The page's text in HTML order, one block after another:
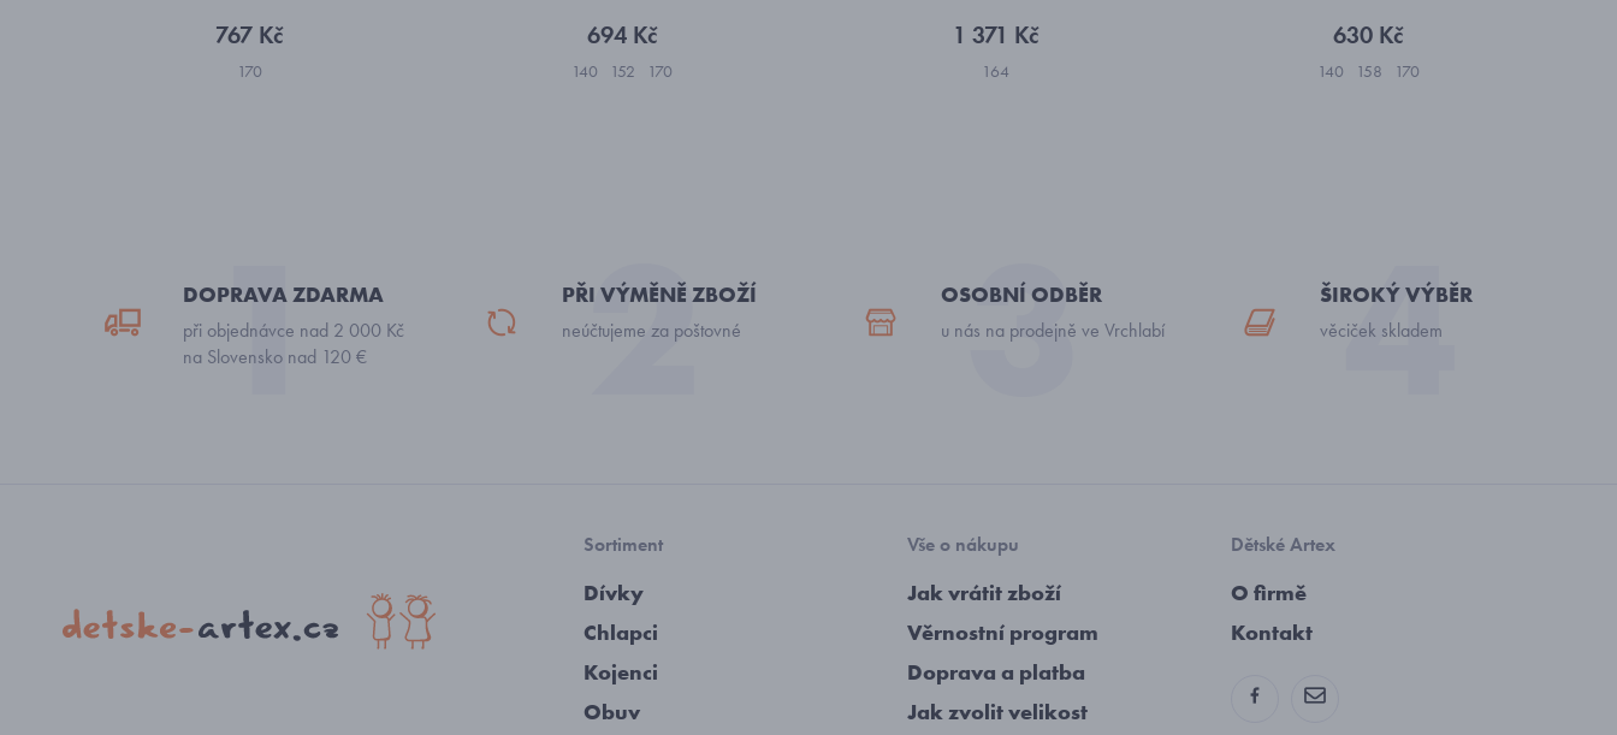
767 Kč
170
694 Kč
140 152 170
1 371 Kč
164
630 Kč
140 158 170
DOPRAVA ZDARMA
při objednávce nad 2 000 Kč
na Slovensko nad 120 €
PŘI VÝMĚNĚ ZBOŽÍ
neúčtujeme za poštovné
OSOBNÍ ODBĚR
u nás na prodejně ve Vrchlabí
ŠIROKÝ VÝBĚR
věciček skladem
Sortiment
Dívky
Chlapci
Kojenci
Obuv
Vše o nákupu
Jak vrátit zboží
Věrnostní program
Doprava a platba
Jak zvolit velikost
Dětské Artex
O firmě
Kontakt